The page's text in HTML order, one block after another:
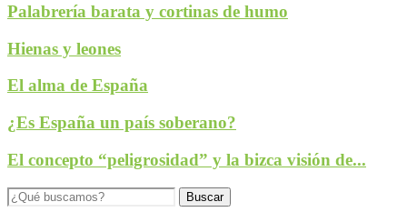
Palabrería barata y cortinas de humo
Hienas y leones
El alma de España
¿Es España un país soberano?
El concepto “peligrosidad” y la bizca visión de...